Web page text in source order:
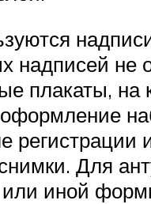
надписей не
плакаты,
Для
или иной